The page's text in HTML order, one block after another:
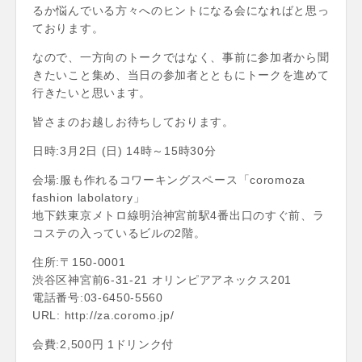
るか悩んでいる方々へのヒントになる会になればと思っ
ております。
なので、一方向のトークではなく、事前に参加者から聞
きたいこと集め、当日の参加者とともにトークを進めて
行きたいと思います。
皆さまのお越しお待ちしております。
日時:3月2日 (日) 14時～15時30分
会場:服も作れるコワーキングスペース「coromoza
fashion labolatory」
地下鉄東京メトロ線明治神宮前駅4番出口のすぐ前、ラ
コステの入っているビルの2階。
住所:〒150-0001
渋谷区神宮前6-31-21 オリンピアアネックス201
電話番号:03-6450-5560
URL: http://za.coromo.jp/
会費:2,500円 1ドリンク付